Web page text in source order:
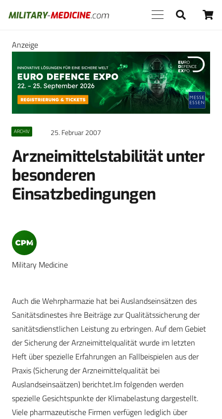
Anzeige
ARCHIV 25. Februar 2007
Arzneimittelstabilität unter
besonderen
Einsatzbedingungen
Military Medicine
Auch die Wehrpharmazie hat bei Auslandseinsätzen des
Sanitätsdinestes ihre Beiträge zur Qualitätssicherung der
sanitätsdienstlichen Leistung zu erbringen. Auf dem Gebiet
der Sicherung der Arzneimittelqualität wurde im letzten
Heft über spezielle Erfahrungen an Fallbeispielen aus der
Praxis (Sicherung der Arzneimittelqualität bei
Auslandseinsaätzen) berichtet.Im folgenden werden
spezielle Gesichtspunkte der Klimabelastung dargestellt.
Viele pharmazeutische Firmen verfügen lediglich über